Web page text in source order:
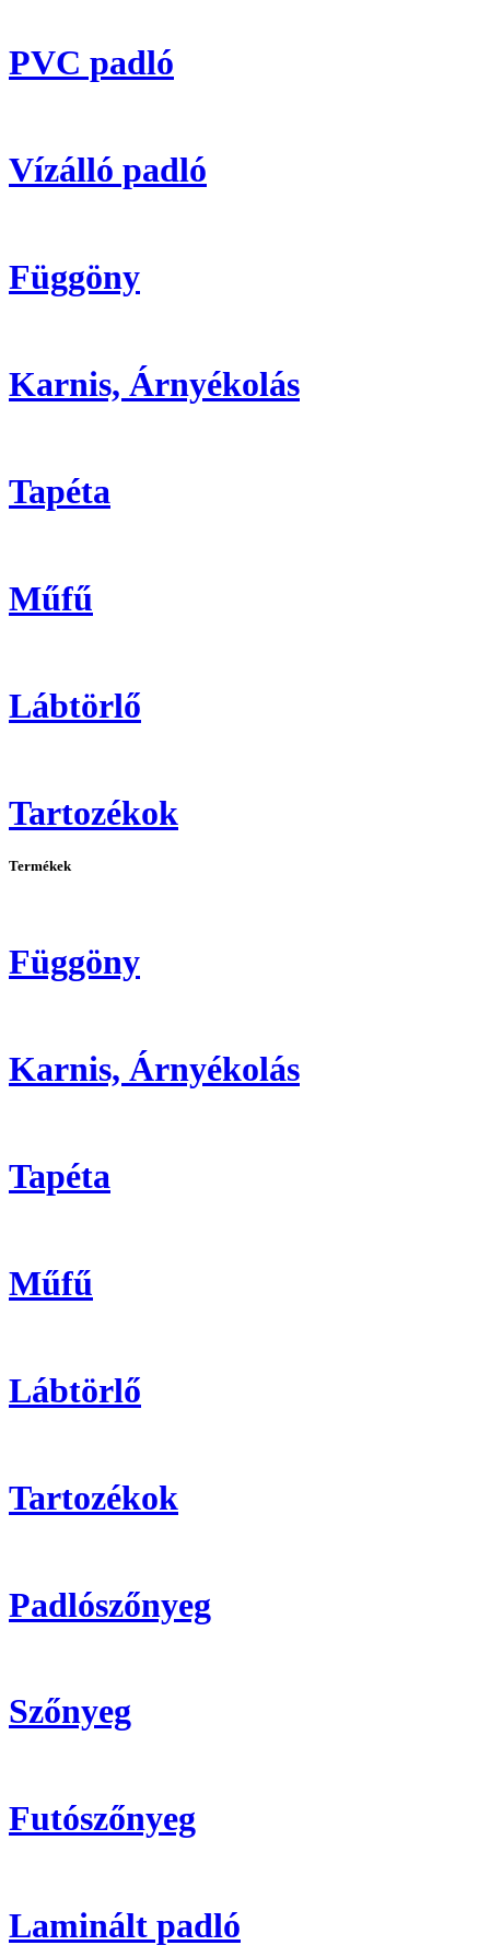
PVC padló
Vízálló padló
Függöny
Karnis, Árnyékolás
Tapéta
Műfű
Lábtörlő
Tartozékok
Termékek
Függöny
Karnis, Árnyékolás
Tapéta
Műfű
Lábtörlő
Tartozékok
Padlószőnyeg
Szőnyeg
Futószőnyeg
Laminált padló